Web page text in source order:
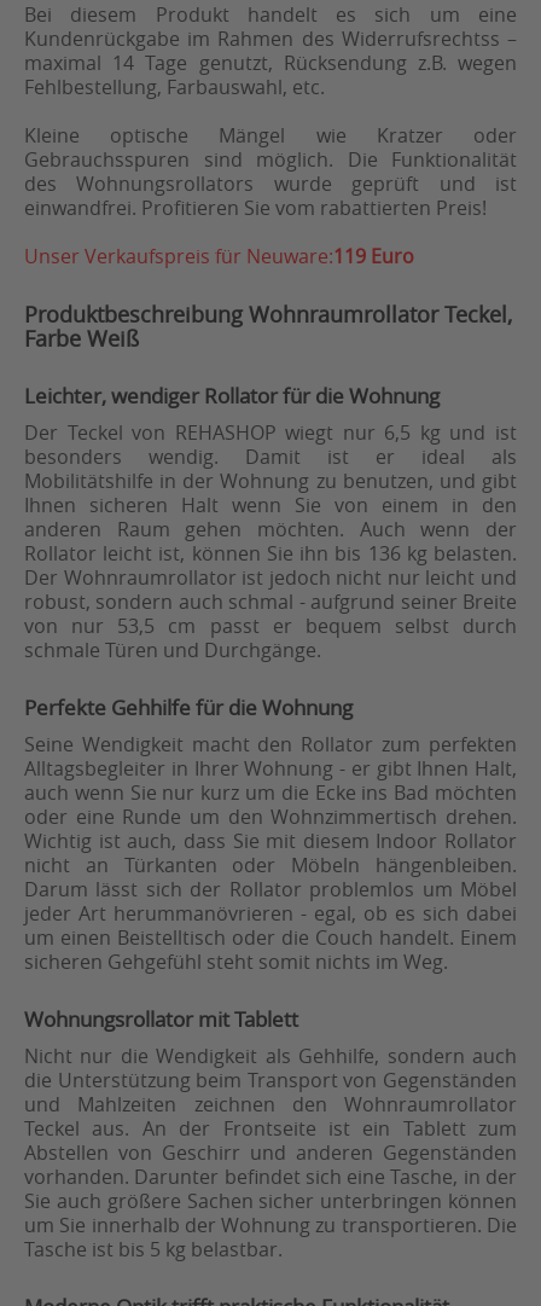
Bei diesem Produkt handelt es sich um eine
Kundenrückgabe im Rahmen des Widerrufsrechtss –
maximal 14 Tage genutzt, Rücksendung z.B. wegen
Fehlbestellung, Farbauswahl, etc.
Kleine optische Mängel wie Kratzer oder
Gebrauchsspuren sind möglich. Die Funktionalität
des Wohnungsrollators wurde geprüft und ist
einwandfrei. Profitieren Sie vom rabattierten Preis!
Unser Verkaufspreis für Neuware:119 Euro
Produktbeschreibung Wohnraumrollator Teckel,
Farbe Weiß
Leichter, wendiger Rollator für die Wohnung
Der Teckel von REHASHOP wiegt nur 6,5 kg und ist
besonders wendig. Damit ist er ideal als
Mobilitätshilfe in der Wohnung zu benutzen, und gibt
Ihnen sicheren Halt wenn Sie von einem in den
anderen Raum gehen möchten. Auch wenn der
Rollator leicht ist, können Sie ihn bis 136 kg belasten.
Der Wohnraumrollator ist jedoch nicht nur leicht und
robust, sondern auch schmal - aufgrund seiner Breite
von nur 53,5 cm passt er bequem selbst durch
schmale Türen und Durchgänge.
Perfekte Gehhilfe für die Wohnung
Seine Wendigkeit macht den Rollator zum perfekten
Alltagsbegleiter in Ihrer Wohnung - er gibt Ihnen Halt,
auch wenn Sie nur kurz um die Ecke ins Bad möchten
oder eine Runde um den Wohnzimmertisch drehen.
Wichtig ist auch, dass Sie mit diesem Indoor Rollator
nicht an Türkanten oder Möbeln hängenbleiben.
Darum lässt sich der Rollator problemlos um Möbel
jeder Art herummanövrieren - egal, ob es sich dabei
um einen Beistelltisch oder die Couch handelt. Einem
sicheren Gehgefühl steht somit nichts im Weg.
Wohnungsrollator mit Tablett
Nicht nur die Wendigkeit als Gehhilfe, sondern auch
die Unterstützung beim Transport von Gegenständen
und Mahlzeiten zeichnen den Wohnraumrollator
Teckel aus. An der Frontseite ist ein Tablett zum
Abstellen von Geschirr und anderen Gegenständen
vorhanden. Darunter befindet sich eine Tasche, in der
Sie auch größere Sachen sicher unterbringen können
um Sie innerhalb der Wohnung zu transportieren. Die
Tasche ist bis 5 kg belastbar.